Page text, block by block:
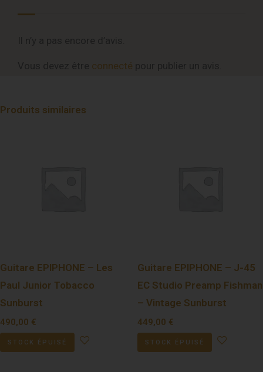
connecté
Produits similaires
Guitare EPIPHONE – Les
Paul Junior Tobacco
Sunburst
490,00 €
STOCK ÉPUISÉ
Guitare EPIPHONE – J-45
EC Studio Preamp Fishman
– Vintage Sunburst
449,00 €
STOCK ÉPUISÉ